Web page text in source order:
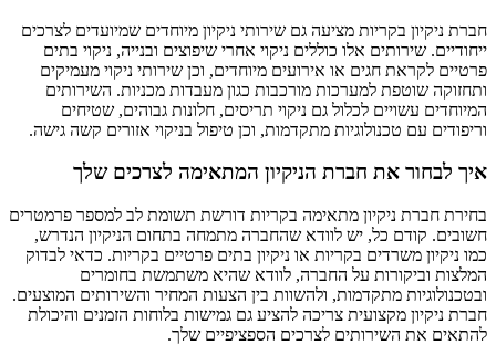
חברת ניקיון בקריות מציעה גם שירותי ניקיון מיוחדים שמיועדים לצרכים
ייחודיים. שירותים אלו כוללים ניקוי אחרי שיפוצים ובנייה, ניקוי בתים
פרטיים לקראת חגים או אירועים מיוחדים, וכן שירותי ניקוי מעמיקים
ותחזוקה שוטפת למערכות מורכבות כגון מעבדות מכניות. השירותים
המיוחדים עשויים לכלול גם ניקוי תריסים, חלונות גבוהים, שטיחים
וריפודים עם טכנולוגיות מתקדמות, וכן טיפול בניקוי אזורים קשה גישה.
איך לבחור את חברת הניקיון המתאימה לצרכים שלך
בחירת חברת ניקיון מתאימה בקריות דורשת תשומת לב למספר פרמטרים
חשובים. קודם כל, יש לוודא שהחברה מתמחה בתחום הניקיון הנדרש,
כמו ניקיון משרדים בקריות או ניקיון בתים פרטיים בקריות. כדאי לבדוק
המלצות וביקורות על החברה, לוודא שהיא משתמשת בחומרים
ובטכנולוגיות מתקדמות, ולהשוות בין הצעות המחיר והשירותים המוצעים.
חברת ניקיון מקצועית צריכה להציע גם גמישות בלוחות הזמנים והיכולת
להתאים את השירותים לצרכים הספציפיים שלך.